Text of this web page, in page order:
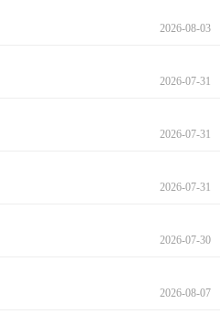
2026-08-03
2026-07-31
2026-07-31
2026-07-31
2026-07-30
2026-08-07